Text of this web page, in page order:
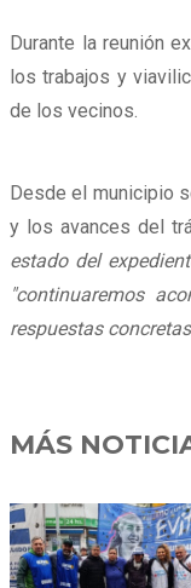
Durante la reunión
los trabajos y
de los vecinos.
Desde el municipio
y los avances del
estado del
"continuaremos
respuestas
MÁS